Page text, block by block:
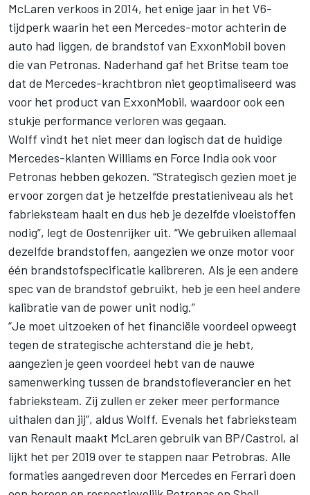
McLaren verkoos in 2014, het enige jaar in het V6-
tijdperk waarin het een Mercedes-motor achterin de
auto had liggen, de brandstof van ExxonMobil boven
die van Petronas. Naderhand gaf het Britse team toe
dat de Mercedes-krachtbron niet geoptimaliseerd was
voor het product van ExxonMobil, waardoor ook een
stukje performance verloren was gegaan.
Wolff vindt het niet meer dan logisch dat de huidige
Mercedes-klanten Williams en Force India ook voor
Petronas hebben gekozen. “Strategisch gezien moet je
ervoor zorgen dat je hetzelfde prestatieniveau als het
fabrieksteam haalt en dus heb je dezelfde vloeistoffen
nodig”, legt de Oostenrijker uit. “We gebruiken allemaal
dezelfde brandstoffen, aangezien we onze motor voor
één brandstofspecificatie kalibreren. Als je een andere
spec van de brandstof gebruikt, heb je een heel andere
kalibratie van de power unit nodig.”
“Je moet uitzoeken of het financiële voordeel opweegt
tegen de strategische achterstand die je hebt,
aangezien je geen voordeel hebt van de nauwe
samenwerking tussen de brandstofleverancier en het
fabrieksteam. Zij zullen er zeker meer performance
uithalen dan jij”, aldus Wolff. Evenals het fabrieksteam
van Renault maakt McLaren gebruik van BP/Castrol, al
lijkt het per 2019 over te stappen naar Petrobras. Alle
formaties aangedreven door Mercedes en Ferrari doen